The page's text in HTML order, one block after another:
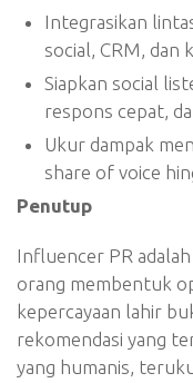
Integrasikan
social, CRM, dan
Siapkan social
respons cepat,
Ukur dampak
share of voice
Penutup
Influencer PR
orang membentuk
kepercayaan lahir
rekomendasi yang
yang humanis,